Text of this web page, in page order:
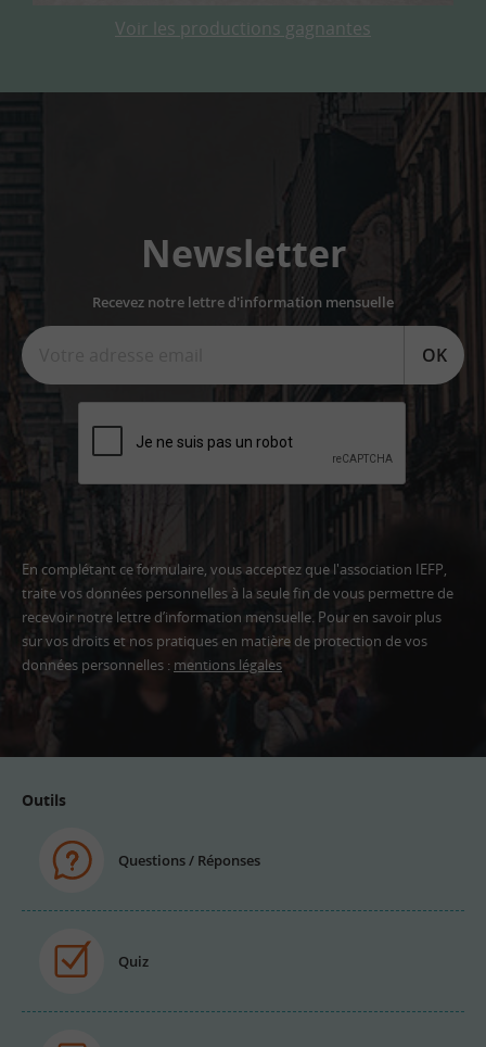
Voir les productions gagnantes
Newsletter
Recevez notre lettre d'information mensuelle
OK
En complétant ce formulaire, vous acceptez que l'association IEFP,
traite vos données personnelles à la seule fin de vous permettre de
recevoir notre lettre d’information mensuelle. Pour en savoir plus
sur vos droits et nos pratiques en matière de protection de vos
données personnelles : mentions légales
Adresse
Outils
Questions / Réponses
Quiz